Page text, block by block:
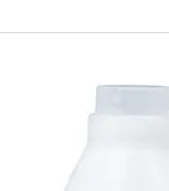
для малюка